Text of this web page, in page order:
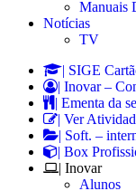
Manuais
Notícias
TV
| SIGE
| Inovar –
| Ementa da
| Ver
| Soft. –
| Box
| Inovar
Alunos